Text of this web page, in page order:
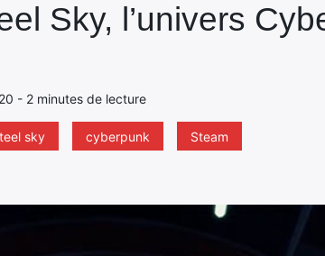
Sky, l’univers
- 2 minutes de lecture
sky cyberpunk Steam